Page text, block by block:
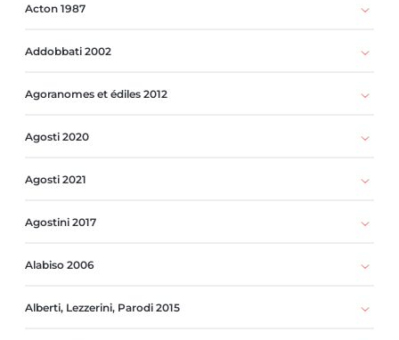
Acton 1987
Addobbati 2002
Agoranomes et édiles 2012
Agosti 2020
Agosti 2021
Agostini 2017
Alabiso 2006
Alberti, Lezzerini, Parodi 2015